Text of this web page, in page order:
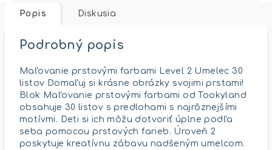
Popis Diskusia
Podrobný popis
Maľovanie prstovými farbami Level 2 Umelec 30
listov Domaľuj si krásne obrázky svojimi prstami!
Blok Maľovanie prstovými farbami od Tookyland
obsahuje 30 listov s predlohami s najrôznejšími
motívmi. Deti si ich môžu dotvoriť úplne podľa
seba pomocou prstových farieb. Úroveň 2
poskytuje kreatívnu zábavu nadšeným umelcom.